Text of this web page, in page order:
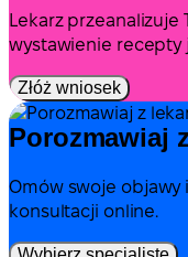
Lekarz przeanalizuje
wystawienie recepty
Złóż wniosek
Porozmawiaj
Omów swoje objawy
konsultacji online.